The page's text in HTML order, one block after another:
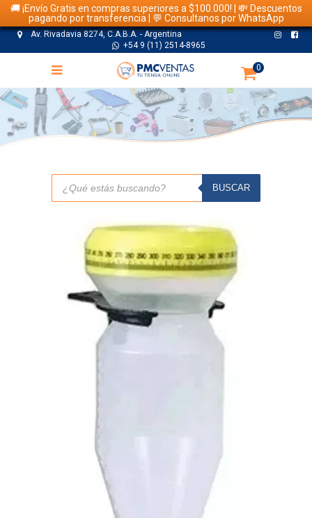
🚚 ¡Envío Gratis en compras superiores a $100.000! | 💸 Descuentos
pagando por transferencia | 💬 Consultanos por WhatsApp
Av. Rivadavia 8274, C.A.B.A. - Argentina
+54 9 (11) 2514-8965
0
TIENDA
Búsqueda
productos
BUSCAR